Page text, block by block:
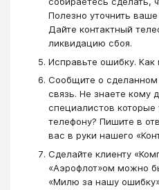
Полезно уточнить
Дайте контактный
ликвидацию сбоя.
Исправьте ошибку.
Сообщите о сделанном
связь. Не знаете кому
специалистов
телефону? Пишите в
вас в руки нашего
Сделайте клиенту
«Аэрофлот»ом можно
«Милю за нашу